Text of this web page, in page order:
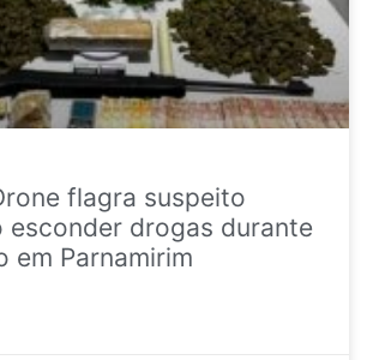
flagra suspeito
esconder drogas durante
em Parnamirim